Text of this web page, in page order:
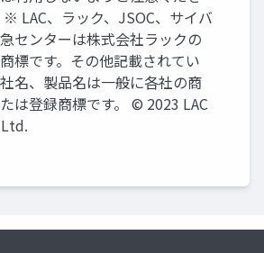
※ LAC、ラック、JSOC、サイバ
センターは株式会社ラックの
標です。その他記載されてい
名、製品名は一般に各社の商
は登録商標です。 © 2023 LAC